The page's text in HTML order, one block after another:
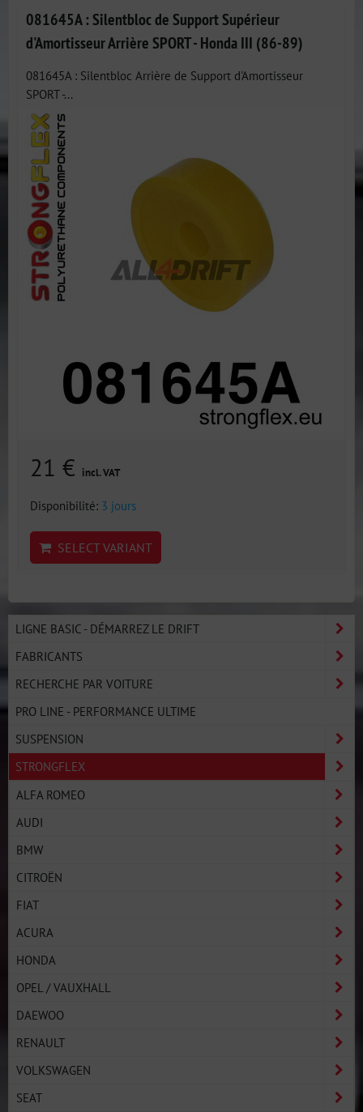
081645A : Silentbloc de Support Supérieur
d'Amortisseur Arrière SPORT - Honda III (86-89)
081645A : Silentbloc Arrière de Support d'Amortisseur
SPORT -...
21 € incl. VAT
Disponibilité: 3 jours
SELECT VARIANT
LIGNE BASIC - DÉMARREZ LE DRIFT
FABRICANTS
RECHERCHE PAR VOITURE
PRO LINE - PERFORMANCE ULTIME
SUSPENSION
STRONGFLEX
ALFA ROMEO
AUDI
BMW
CITROËN
FIAT
ACURA
HONDA
OPEL / VAUXHALL
DAEWOO
RENAULT
VOLKSWAGEN
SEAT